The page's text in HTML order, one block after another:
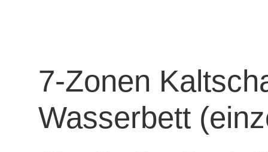
7-Zonen
Wasserbett